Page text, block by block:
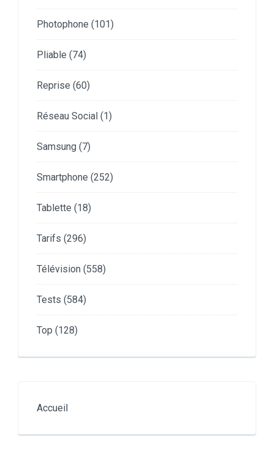
Photophone (101)
Pliable (74)
Reprise (60)
Réseau Social (1)
Samsung (7)
Smartphone (252)
Tablette (18)
Tarifs (296)
Télévision (558)
Tests (584)
Top (128)
Accueil